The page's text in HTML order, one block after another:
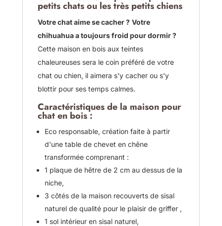
petits chats ou les très petits chiens
Votre chat aime se cacher ? Votre
chihuahua a toujours froid pour dormir ?
Cette maison en bois aux teintes
chaleureuses sera le coin préféré de votre
chat ou chien, il aimera s'y cacher ou s'y
blottir pour ses temps calmes.
Caractéristiques de la maison pour
chat en bois :
Eco responsable, création faite à partir
d'une table de chevet en chêne
transformée comprenant :
1 plaque de hêtre de 2 cm au dessus de la
niche,
3 côtés de la maison recouverts de sisal
naturel de qualité pour le plaisir de griffer ,
1 sol intérieur en sisal naturel,